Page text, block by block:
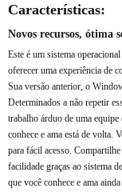
Características:
Novos recursos, ótima
Este é um sistema
oferecer uma experiência de
Sua versão anterior, o
Determinados a não repetir
trabalho árduo de uma
conhece e ama está de volta.
para fácil acesso.
facilidade graças ao sistema
que você conhece e ama